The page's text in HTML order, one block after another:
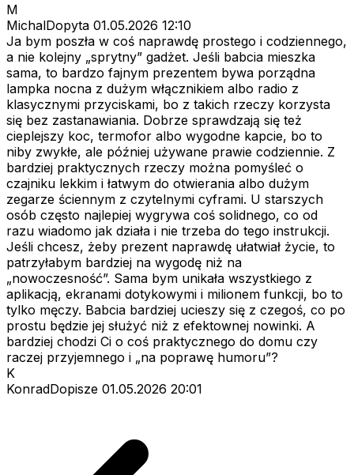
M
MichalDopyta 01.05.2026 12:10
Ja bym poszła w coś naprawdę prostego i codziennego,
a nie kolejny „sprytny” gadżet. Jeśli babcia mieszka
sama, to bardzo fajnym prezentem bywa porządna
lampka nocna z dużym włącznikiem albo radio z
klasycznymi przyciskami, bo z takich rzeczy korzysta
się bez zastanawiania. Dobrze sprawdzają się też
cieplejszy koc, termofor albo wygodne kapcie, bo to
niby zwykłe, ale później używane prawie codziennie. Z
bardziej praktycznych rzeczy można pomyśleć o
czajniku lekkim i łatwym do otwierania albo dużym
zegarze ściennym z czytelnymi cyframi. U starszych
osób często najlepiej wygrywa coś solidnego, co od
razu wiadomo jak działa i nie trzeba do tego instrukcji.
Jeśli chcesz, żeby prezent naprawdę ułatwiał życie, to
patrzyłabym bardziej na wygodę niż na
„nowoczesność”. Sama bym unikała wszystkiego z
aplikacją, ekranami dotykowymi i milionem funkcji, bo to
tylko męczy. Babcia bardziej ucieszy się z czegoś, co po
prostu będzie jej służyć niż z efektownej nowinki. A
bardziej chodzi Ci o coś praktycznego do domu czy
raczej przyjemnego i „na poprawę humoru”?
K
KonradDopisze 01.05.2026 20:01